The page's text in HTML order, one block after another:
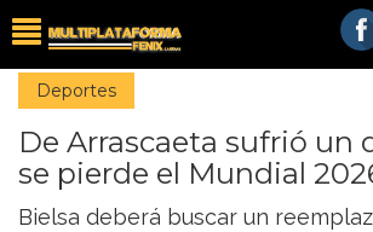
Deportes
De Arrascaeta sufrió un
se pierde el Mundial
Bielsa deberá buscar un